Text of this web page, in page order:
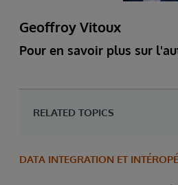
Geoffroy Vitoux
Pour en savoir plus sur
RELATED TOPICS
DATA INTEGRATION ET